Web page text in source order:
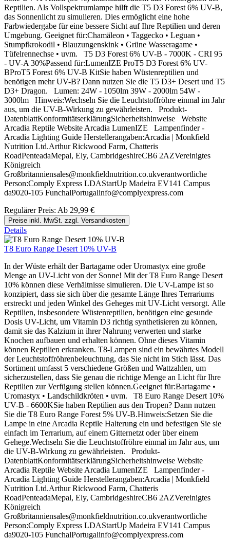
Reptilien. Als Vollspektrumlampe hilft die T5 D3 Forest 6% UV-B,
das Sonnenlicht zu simulieren. Dies ermöglicht eine hohe
Farbwiedergabe für eine bessere Sicht auf Ihre Reptilien und deren
Umgebung. Geeignet für:Chamäleon • Taggecko • Leguan •
Stumpfkrokodil • Blauzungenskink • Grüne Wasseragame •
Tüfelrennechse • uvm. T5 D3 Forest 6% UV-B - 7000K - CRI 95
- UV-A 30%Passend für:LumenIZE ProT5 D3 Forest 6% UV-
BProT5 Forest 6% UV-B KitSie haben Wüstenreptilien und
benötigen mehr UV-B? Dann nutzen Sie die T5 D3+ Desert und T5
D3+ Dragon. Lumen: 24W - 1050lm 39W - 2000lm 54W -
3000lm Hinweis:Wechseln Sie die Leuchtstoffröhre einmal im Jahr
aus, um die UV-B-Wirkung zu gewährleisten. Produkt-
DatenblattKonformitätserklärungSicherheitshinweise Website
Arcadia Reptile Website Arcadia LumenIZE Lampenfinder -
Arcadia Lighting Guide Herstellerangaben:Arcadia | Monkfield
Nutrition Ltd.Arthur Rickwood Farm, Chatteris
RoadPenteadaMepal, Ely, CambridgeshireCB6 2AZVereinigtes
Königreich
Großbritanniensales@monkfieldnutrition.co.ukverantwortliche
Person:Comply Express LDAStartUp Madeira EV141 Campus
da9020-105 FunchalPortugalinfo@complyexpress.com
Regulärer Preis: Ab 29,99 €
Preise inkl. MwSt. zzgl. Versandkosten
Details
T8 Euro Range Desert 10% UV-B
In der Wüste erhält der Bartagame oder Uromastyx eine große
Menge an UV-Licht von der Sonne! Mit der T8 Euro Range Desert
10% können diese Verhältnisse simulieren. Die UV-Lampe ist so
konzipiert, dass sie sich über die gesamte Länge Ihres Terrariums
erstreckt und jeden Winkel des Geheges mit UV-Licht versorgt. Alle
Reptilien, insbesondere Wüstenreptilien, benötigen eine gesunde
Dosis UV-Licht, um Vitamin D3 richtig synthetisieren zu können,
damit sie das Kalzium in ihrer Nahrung verwerten und starke
Knochen aufbauen und erhalten können. Ohne dieses Vitamin
können Reptilien erkranken. T8-Lampen sind ein bewährtes Modell
der Leuchtstoffröhrenbeleuchtung, das Sie nicht im Stich lässt. Das
Sortiment umfasst 5 verschiedene Größen und Wattzahlen, um
sicherzustellen, dass Sie genau die richtige Menge an Licht für Ihre
Reptilien zur Verfügung stellen können.Geeignet für:Bartagame •
Uromastyx • Landschildkröten • uvm. T8 Euro Range Desert 10%
UV-B - 6600KSie haben Reptilien aus den Tropen? Dann nutzen
Sie die T8 Euro Range Forest 5% UV-B.Hinweis:Setzen Sie die
Lampe in eine Arcadia Reptile Halterung ein und befestigen Sie sie
einfach im Terrarium, auf einem Gitternetzt oder über einem
Gehege.Wechseln Sie die Leuchtstoffröhre einmal im Jahr aus, um
die UV-B-Wirkung zu gewährleisten. Produkt-
DatenblattKonformitätserklärungSicherheitshinweise Website
Arcadia Reptile Website Arcadia LumenIZE Lampenfinder -
Arcadia Lighting Guide Herstellerangaben:Arcadia | Monkfield
Nutrition Ltd.Arthur Rickwood Farm, Chatteris
RoadPenteadaMepal, Ely, CambridgeshireCB6 2AZVereinigtes
Königreich
Großbritanniensales@monkfieldnutrition.co.ukverantwortliche
Person:Comply Express LDAStartUp Madeira EV141 Campus
da9020-105 FunchalPortugalinfo@complyexpress.com